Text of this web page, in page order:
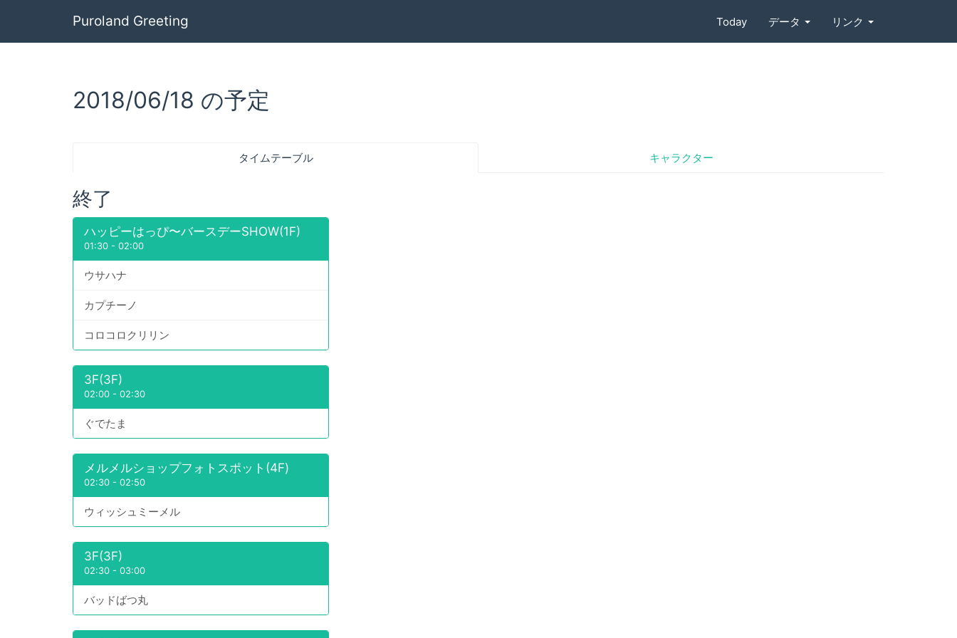
Puroland Greeting Today データ リンク
2018/06/18 の予定
タイムテーブル キャラクター
終了
ハッピーはっぴ〜バースデーSHOW(1F)
01:30 - 02:00
ウサハナ
カプチーノ
コロコロクリリン
3F(3F)
02:00 - 02:30
ぐでたま
メルメルショップフォトスポット(4F)
02:30 - 02:50
ウィッシュミーメル
3F(3F)
02:30 - 03:00
バッドばつ丸